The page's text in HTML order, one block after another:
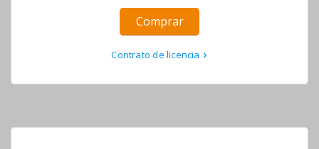
Comprar
Contrato de licencia